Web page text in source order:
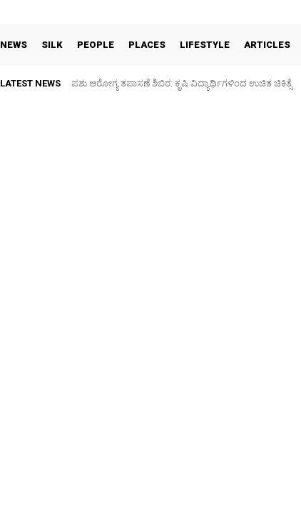
NEWS SILK PEOPLE PLACES LIFESTYLE ARTICLES
LATEST NEWSಪಶು ಆರೋಗ್ಯ ತಪಾಸಣೆ ಶಿಬಿರ: ಕೃಷಿ ವಿದ್ಯಾರ್ಥಿಗಳಿಂದ ಉಚಿತ ಚಿಕಿತ್ಸೆ
Sidlaghatta Silk Cocoon Market-07/08/2026